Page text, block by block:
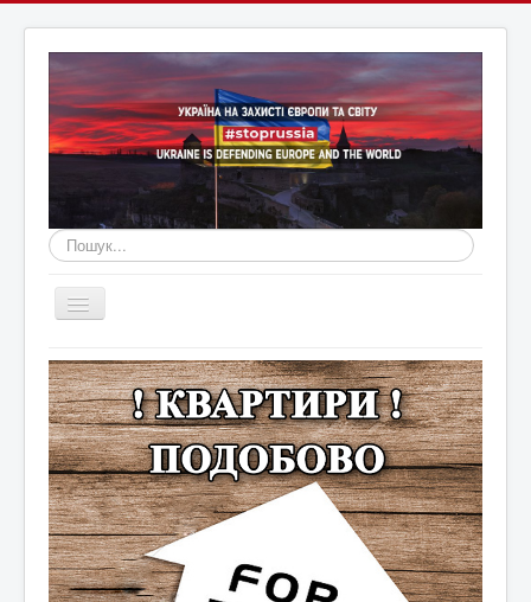
Пошук...
Перемикач
навігації
Головна
Війна Росії з Україною
Оголошення
Новини Кам'янця та регіону
Новини Хмельниччини
Новини України